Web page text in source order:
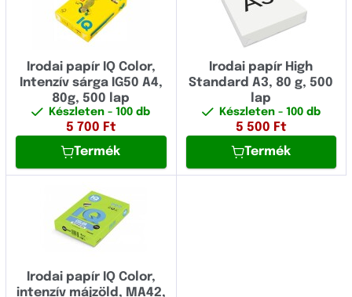
Irodai papír IQ Color,
Intenzív sárga IG50 A4,
80g, 500 lap
Készleten- 100 db
5 700 Ft
Termék
Irodai papír High
Standard A3, 80 g, 500
lap
Készleten - 100 db
5 500 Ft
Termék
Irodai papír IQ Color,
intenzív májzöld, MA42,